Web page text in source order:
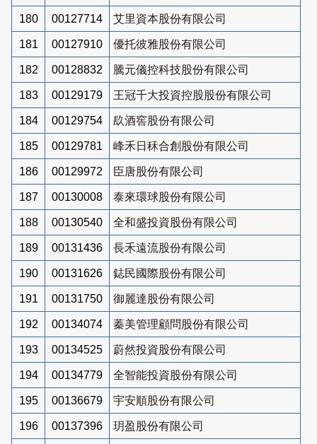
180 00127714 艾里資本股份有限公司
181 00127910 優托彼雅股份有限公司
182 00128832 騰元儀控科技股份有限公司
183 00129179 王冠千大投資控股股份有限公司
184 00129754 镹酒窖股份有限公司
185 00129781 峰禾日秝合創股份有限公司
186 00129972 臣唐股份有限公司
187 00130008 泰來環球股份有限公司
188 00130540 全和盛投資股份有限公司
189 00131436 長禾遠流股份有限公司
190 00131626 鋕民國際股份有限公司
191 00131750 御麗達股份有限公司
192 00134074 蓁美管理顧問股份有限公司
193 00134525 蔚然投資股份有限公司
194 00134779 全智能投資股份有限公司
195 00136679 宇安順股份有限公司
196 00137396 玥盈股份有限公司